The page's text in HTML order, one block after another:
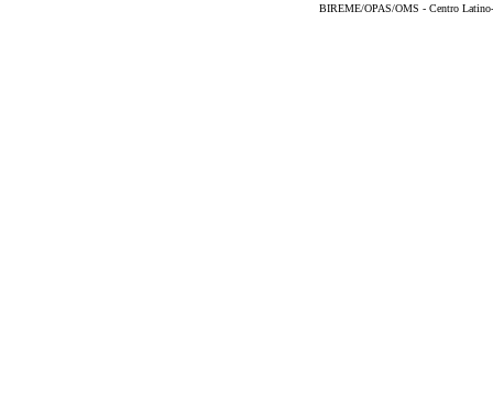
BIREME/OPAS/OMS - Centro Latino-